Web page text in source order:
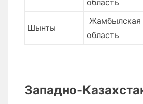
область
Шынты
Жамбылская
область
Западно-